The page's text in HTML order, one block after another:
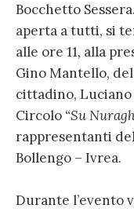
Bocchetto
aperta a tutti, si
alle ore 11, alla
Gino Mantello,
cittadino,
Circolo “Su
rappresentanti
Bollengo – Ivrea.
Durante l’evento